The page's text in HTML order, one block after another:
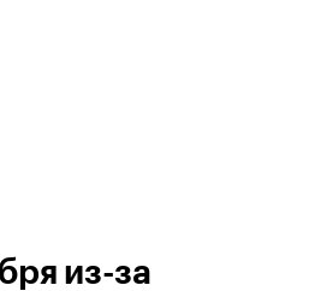
из-за